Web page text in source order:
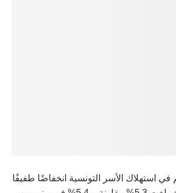
استهلاك الأسر التونسية انخفاضًا طفيفًا